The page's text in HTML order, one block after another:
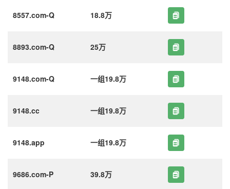
8557.com-Q 18.8万
8893.com-Q 25万
9148.com-Q 一组19.8万
9148.cc 一组19.8万
9148.app 一组19.8万
9686.com-P 39.8万